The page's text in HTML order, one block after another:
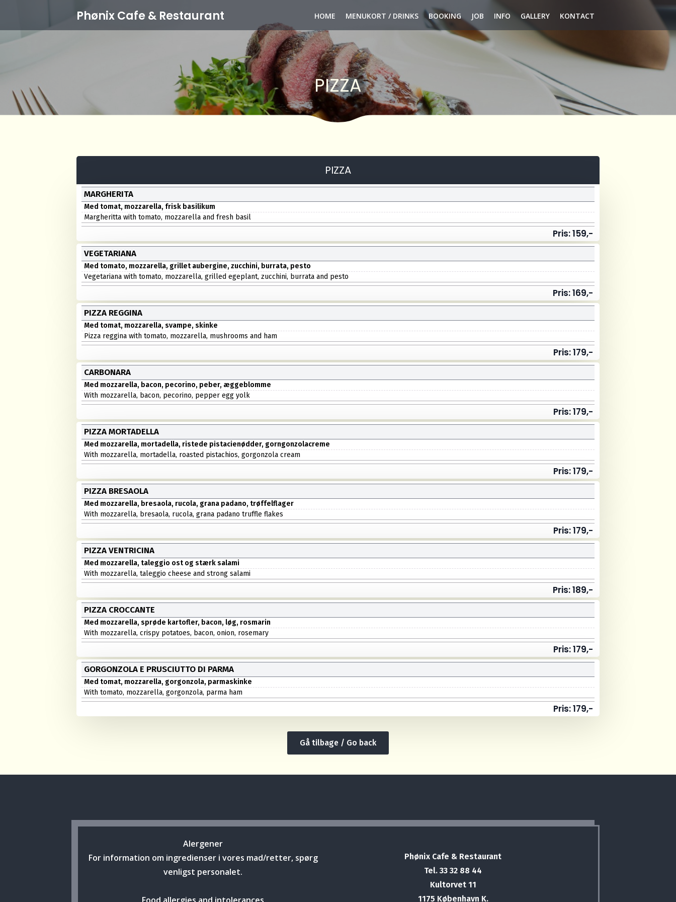
Phønix Cafe & Restaurant HOME MENUKORT / DRINKS BOOKING JOB INFO GALLERY KONTACT
PIZZA
PIZZA
MARGHERITA
Med tomat, mozzarella, frisk basilikum
Margheritta with tomato, mozzarella and fresh basil
Pris: 159,-
VEGETARIANA
Med tomato, mozzarella, grillet aubergine, zucchini, burrata, pesto
Vegetariana with tomato, mozzarella, grilled egeplant, zucchini, burrata and pesto
Pris: 169,-
PIZZA REGGINA
Med tomat, mozzarella, svampe, skinke
Pizza reggina with tomato, mozzarella, mushrooms and ham
Pris: 179,-
CARBONARA
Med mozzarella, bacon, pecorino, peber, æggeblomme
With mozzarella, bacon, pecorino, pepper egg yolk
Pris: 179,-
PIZZA MORTADELLA
Med mozzarella, mortadella, ristede pistacienødder, gorngonzolacreme
With mozzarella, mortadella, roasted pistachios, gorgonzola cream
Pris: 179,-
PIZZA BRESAOLA
Med mozzarella, bresaola, rucola, grana padano, trøffelflager
With mozzarella, bresaola, rucola, grana padano truffle flakes
Pris: 179,-
PIZZA VENTRICINA
Med mozzarella, taleggio ost og stærk salami
With mozzarella, taleggio cheese and strong salami
Pris: 189,-
PIZZA CROCCANTE
Med mozzarella, sprøde kartofler, bacon, løg, rosmarin
With mozzarella, crispy potatoes, bacon, onion, rosemary
Pris: 179,-
GORGONZOLA E PRUSCIUTTO DI PARMA
Med tomat, mozzarella, gorgonzola, parmaskinke
With tomato, mozzarella, gorgonzola, parma ham
Pris: 179,-
Gå tilbage / Go back
Alergener
For information om ingredienser i vores mad/retter, spørg
venligst personalet.
Phønix Cafe & Restaurant
Tel. 33 32 88 44
Kultorvet 11
1175 København K.